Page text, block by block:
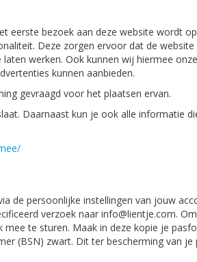
eerste bezoek aan deze website wordt
Deze zorgen ervoor dat de
werken. Ook kunnen wij hiermee
kunnen aanbieden.
gevraagd voor het plaatsen ervan.
Daarnaast kun je ook alle informatie
de persoonlijke instellingen van jouw
verzoek naar info@lientje.com.
te sturen. Maak in deze kopie je
(BSN) zwart. Dit ter bescherming van je